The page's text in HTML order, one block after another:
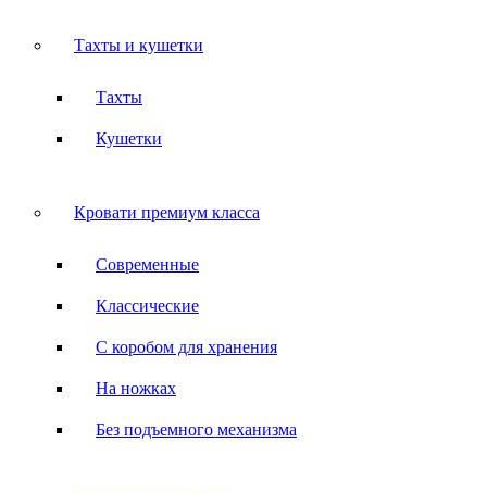
Тахты и кушетки
Тахты
Кушетки
Кровати премиум класса
Современные
Классические
С коробом для хранения
На ножках
Без подъемного механизма